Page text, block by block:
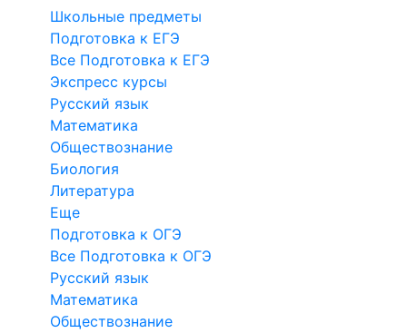
Школьные предметы
Подготовка к ЕГЭ
Все Подготовка к ЕГЭ
Экспресс курсы
Русский язык
Математика
Обществознание
Биология
Литература
Еще
Подготовка к ОГЭ
Все Подготовка к ОГЭ
Русский язык
Математика
Обществознание